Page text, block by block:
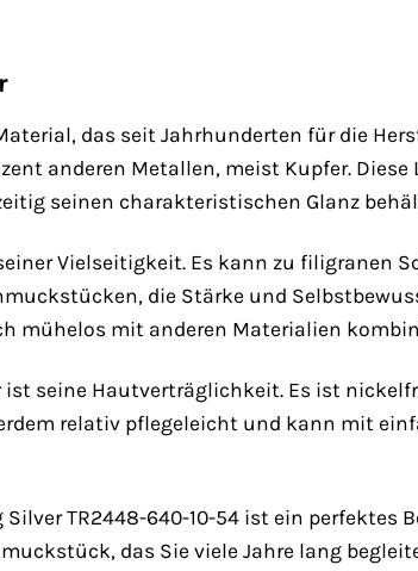
das seit Jahrhunderten für die
anderen Metallen, meist Kupfer.
seinen charakteristischen Glanz
Vielseitigkeit. Es kann zu filigranen
die Stärke und
mühelos mit anderen Materialien
ist seine Hautverträglichkeit. Es ist
relativ pflegeleicht und kann mit
TR2448-640-10-54 ist ein
das Sie viele Jahre lang